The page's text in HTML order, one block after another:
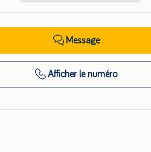
Message
Afficher le numéro